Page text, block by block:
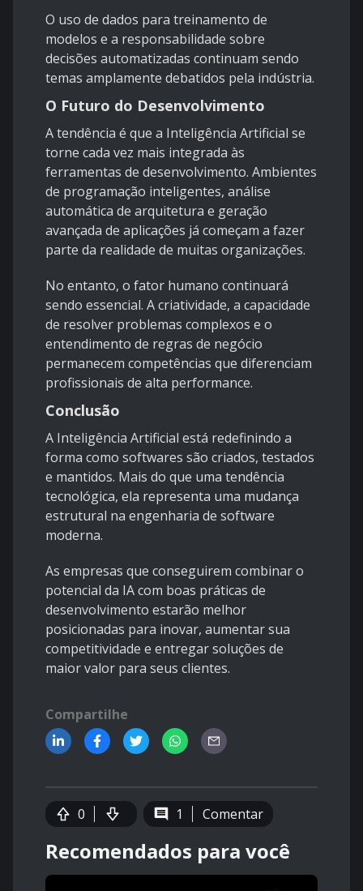
O uso de dados para treinamento de
modelos e a responsabilidade sobre
decisões automatizadas continuam sendo
temas amplamente debatidos pela indústria.
O Futuro do Desenvolvimento
A tendência é que a Inteligência Artificial se
torne cada vez mais integrada às
ferramentas de desenvolvimento. Ambientes
de programação inteligentes, análise
automática de arquitetura e geração
avançada de aplicações já começam a fazer
parte da realidade de muitas organizações.
No entanto, o fator humano continuará
sendo essencial. A criatividade, a capacidade
de resolver problemas complexos e o
entendimento de regras de negócio
permanecem competências que diferenciam
profissionais de alta performance.
Conclusão
A Inteligência Artificial está redefinindo a
forma como softwares são criados, testados
e mantidos. Mais do que uma tendência
tecnológica, ela representa uma mudança
estrutural na engenharia de software
moderna.
As empresas que conseguirem combinar o
potencial da IA com boas práticas de
desenvolvimento estarão melhor
posicionadas para inovar, aumentar sua
competitividade e entregar soluções de
maior valor para seus clientes.
Compartilhe
0 1 Comentar
Recomendados para você